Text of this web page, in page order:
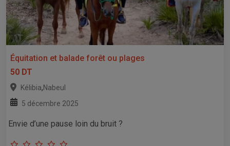
Équitation et balade forêt ou plages
50 DT
Kélibia,Nabeul
5 décembre 2025
Envie d’une pause loin du bruit ?